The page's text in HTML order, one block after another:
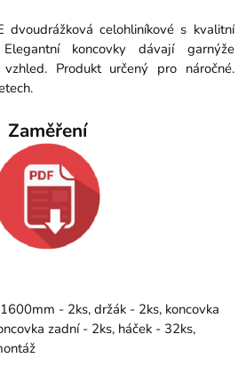
dvoudrážková celohliníkové s kvalitní
koncovky dávají garnýže
Produkt určený pro náročné.
Zaměření
- 2ks, držák - 2ks, koncovka
zadní - 2ks, háček - 32ks,